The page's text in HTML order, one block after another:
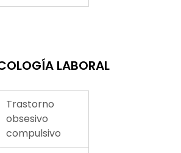
LABORAL
Trastorno
obsesivo
compulsivo